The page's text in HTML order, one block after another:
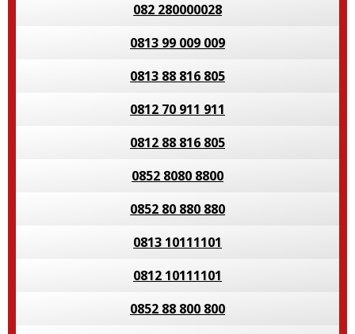
082 280000028
0813 99 009 009
0813 88 816 805
0812 70 911 911
0812 88 816 805
0852 8080 8800
0852 80 880 880
0813 10111101
0812 10111101
0852 88 800 800